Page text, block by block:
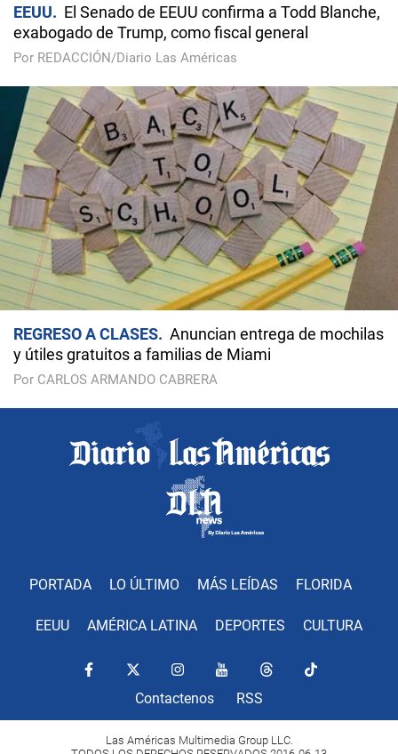
EEUU
El Senado de EEUU confirma a Todd Blanche,
exabogado de Trump, como fiscal general
Por REDACCIÓN/Diario Las Américas
REGRESO A CLASES
Anuncian entrega de mochilas
y útiles gratuitos a familias de Miami
Por CARLOS ARMANDO CABRERA
PORTADA LO ÚLTIMO MÁS LEÍDAS FLORIDA
EEUU AMÉRICA LATINA DEPORTES CULTURA
Contactenos RSS
Las Américas Multimedia Group LLC.